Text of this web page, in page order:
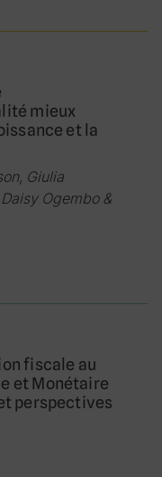
mieux
et la
Giulia
Ogembo &
fiscale au
et Monétaire
perspectives